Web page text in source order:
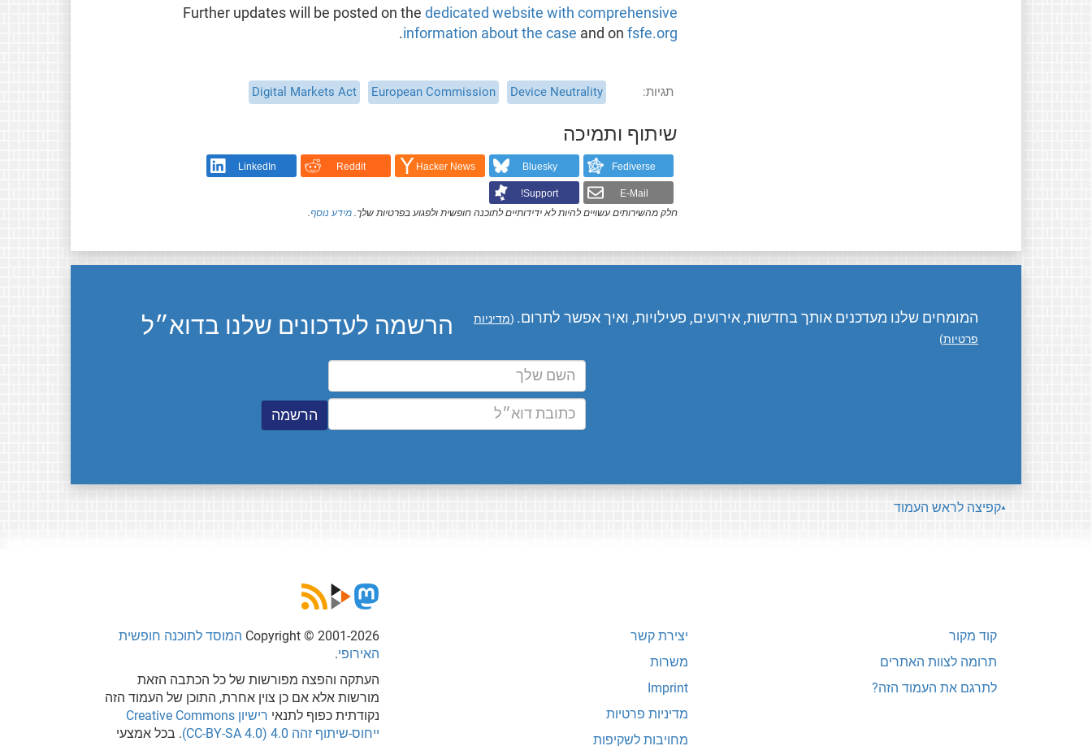
Further updates will be posted on thededicated website with comprehensive
information about the case and onfsfe.org
.
תגיות Device Neutrality
European Commission
Digital Markets Act
שיתוף ותמיכה
Fediverse
Bluesky
Hacker News
Reddit
LinkedIn
E-Mail
Support!
חלק מהשירותים עשויים להיות לא ידידותיים לתוכנה חופשית ולפגוע בפרטיות שלך. מידע נוסף .
הרשמה לעדכונים שלנו בדוא״ל המומחים שלנו מעדכנים אותך בחדשות, אירועים, פעילויות, ואיך אפשר לתרום. (מדיניות
פרטיות)
קפיצה לראש העמוד
Copyright © 2001-2026 המוסד לתוכנה חופשית
האירופי.
העתקה והפצה מפורשות של כל הכתבה הזאת
מורשות אלא אם כן צוין אחרת, התוכן של העמוד הזה
נקודתית כפוף לתנאי
רישיון Creative Commons
ייחוס-שיתוף זהה 4.0 (CC-BY-SA 4.0)
. בכל אמצעי
יצירת קשר
משרות
Imprint
מדיניות פרטיות
מחויבות לשקיפות
קוד מקור
תרומה לצוות האתרים
לתרגם את העמוד הזה?